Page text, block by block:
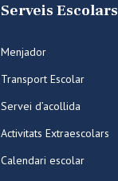
Serveis Escolars
Menjador
Transport Escolar
Servei d’acollida
Activitats Extraescolars
Calendari escolar